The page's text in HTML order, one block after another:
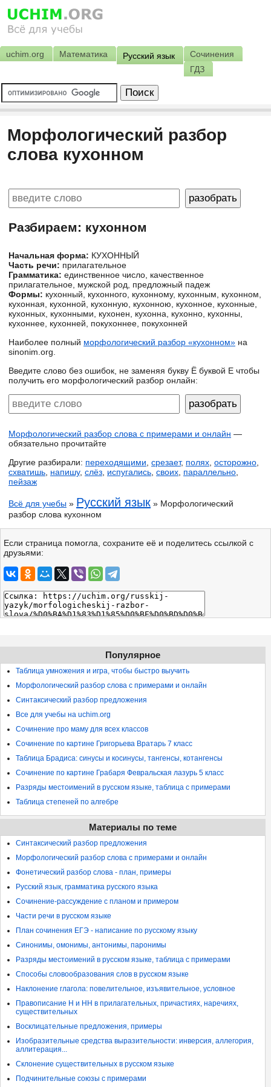
uchim.org Математика Русский язык
Сочинения
ГДЗ
Морфологический разбор
слова кухонном
Разбираем: кухонном
Начальная форма: КУХОННЫЙ
Часть речи: прилагательное
Грамматика: единственное число, качественное
прилагательное, мужской род, предложный падеж
Формы: кухонный, кухонного, кухонному, кухонным, кухонном,
кухонная, кухонной, кухонную, кухонною, кухонное, кухонные,
кухонных, кухонными, кухонен, кухонна, кухонно, кухонны,
кухоннее, кухонней, покухоннее, покухонней
Наиболее полный морфологический разбор «кухонном» на
sinonim.org.
Введите слово без ошибок, не заменяя букву Ё буквой Е чтобы
получить его морфологический разбор онлайн:
Морфологический разбор слова с примерами и онлайн —
обязательно прочитайте
Другие разбирали: переходящими срезает, полях осторожно
схватишь напишу, слёз испугались своих параллельно
пейзаж
Всё для учебы » Русский язык » Морфологический
разбор слова кухонном
Если страница помогла, сохраните её и поделитесь ссылкой с
друзьями:
Популярное
Таблица умножения и игра, чтобы быстро выучить
Морфологический разбор слова с примерами и онлайн
Синтаксический разбор предложения
Все для учебы на uchim.org
Сочинение про маму для всех классов
Сочинение по картине Григорьева Вратарь 7 класс
Таблица Брадиса: синусы и косинусы, тангенсы, котангенсы
Сочинение по картине Грабаря Февральская лазурь 5 класс
Разряды местоимений в русском языке, таблица с примерами
Таблица степеней по алгебре
Материалы по теме
Синтаксический разбор предложения
Морфологический разбор слова с примерами и онлайн
Фонетический разбор слова - план, примеры
Русский язык, грамматика русского языка
Сочинение-рассуждение с планом и примером
Части речи в русском языке
План сочинения ЕГЭ - написание по русскому языку
Синонимы, омонимы, антонимы, паронимы
Разряды местоимений в русском языке, таблица с примерами
Способы словообразования слов в русском языке
Наклонение глагола: повелительное, изъявительное, условное
Правописание Н и НН в прилагательных, причастиях, наречиях,
существительных
Восклицательные предложения, примеры
Изобразительные средства выразительности: инверсия, аллегория,
аллитерация...
Склонение существительных в русском языке
Подчинительные союзы с примерами